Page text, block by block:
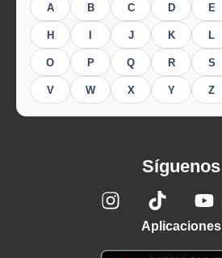
A B C D E
H J K L
O P Q R S
V W X Y Z
Síguenos
Aplicaciones